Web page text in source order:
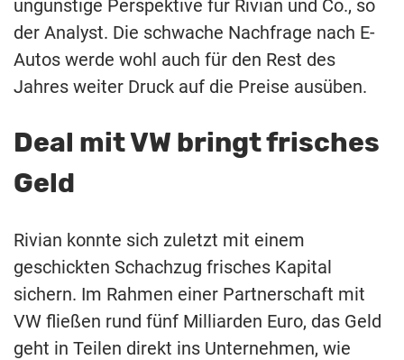
ungünstige Perspektive für Rivian und Co., so
der Analyst. Die schwache Nachfrage nach E-
Autos werde wohl auch für den Rest des
Jahres weiter Druck auf die Preise ausüben.
Deal mit VW bringt frisches
Geld
Rivian konnte sich zuletzt mit einem
geschickten Schachzug frisches Kapital
sichern. Im Rahmen einer Partnerschaft mit
VW fließen rund fünf Milliarden Euro, das Geld
geht in Teilen direkt ins Unternehmen, wie